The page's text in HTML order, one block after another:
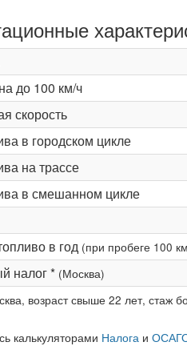
до 100 км/ч
скорость
в городском цикле
на трассе
в смешанном цикле
в год (при пробеге 100
налог * (Москва)
возраст свыше 22 лет, стаж
калькуляторами Налогаи